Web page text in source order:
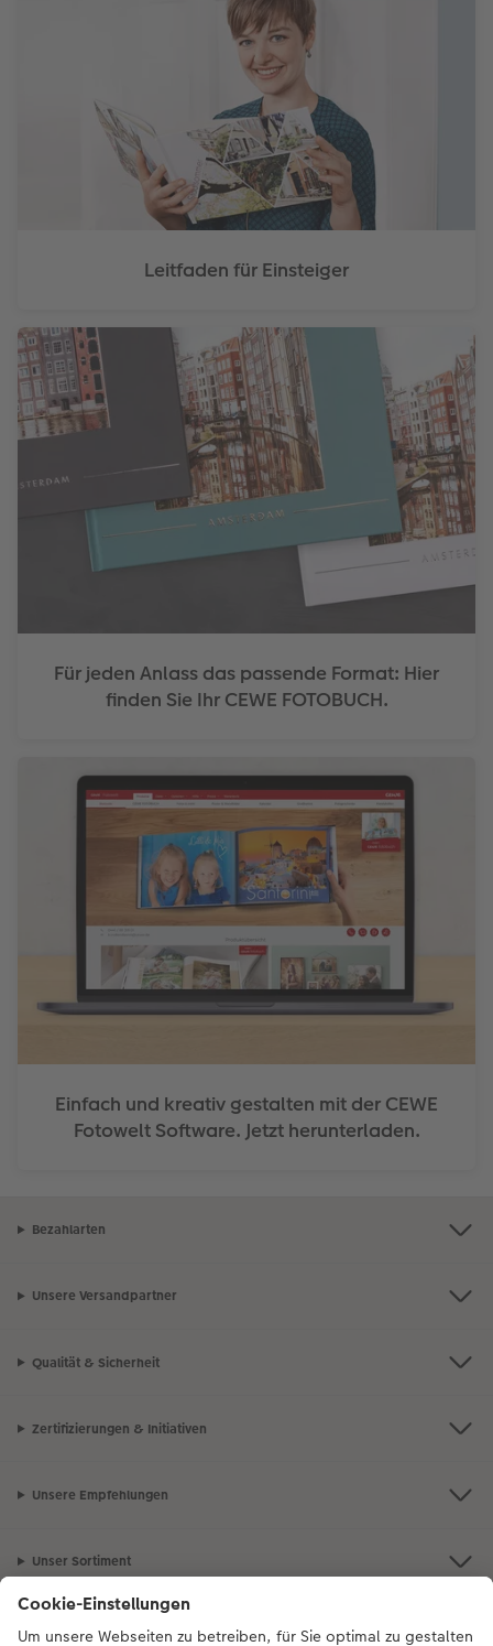
Leitfaden für Einsteiger
Für jeden Anlass das passende Format: Hier
finden Sie Ihr CEWE FOTOBUCH.
Einfach und kreativ gestalten mit der CEWE
Fotowelt Software. Jetzt herunterladen.
Bezahlarten
Unsere Versandpartner
Qualität & Sicherheit
Zertifizierungen & Initiativen
Unsere Empfehlungen
Unser Sortiment